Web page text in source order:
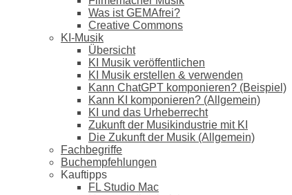
Was ist GEMAfrei?
Creative Commons
KI-Musik
Übersicht
KI Musik veröffentlichen
KI Musik erstellen & verwenden
Kann ChatGPT komponieren? (Beispiel)
Kann KI komponieren? (Allgemein)
KI und das Urheberrecht
Zukunft der Musikindustrie mit KI
Die Zukunft der Musik (Allgemein)
Fachbegriffe
Buchempfehlungen
Kauftipps
FL Studio Mac